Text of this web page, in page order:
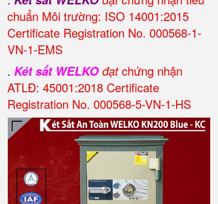
chuẩn Môi trường: ISO 14001:2015
Certificate Registration No. 000568-1-
VN-1-EMS
. Két sắt WELKO đạtchứng nhận
ATLĐ: 45001:2018 Certificate
Registration No. 000568-5-VN-1-HS